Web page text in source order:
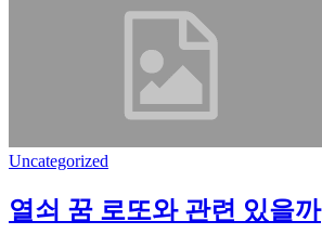
Uncategorized
열쇠 꿈 로또와 관련 있을까